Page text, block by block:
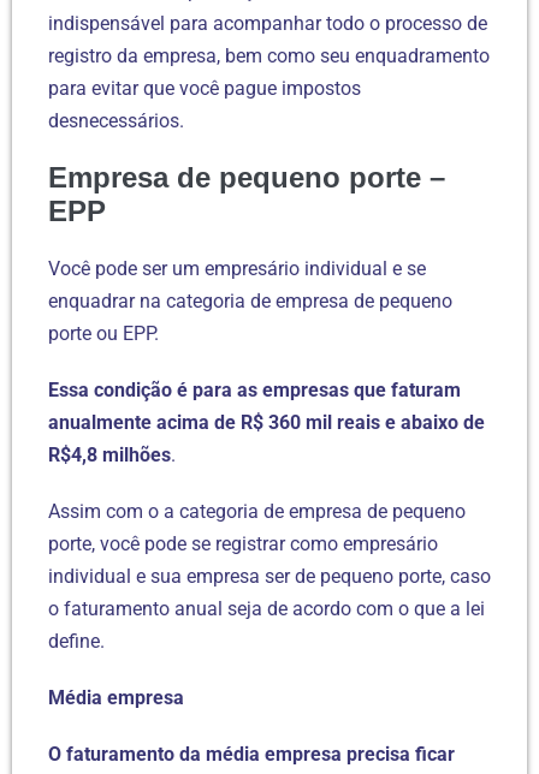
indispensável para acompanhar todo o processo de
registro da empresa, bem como seu enquadramento
para evitar que você pague impostos
desnecessários.
Empresa de pequeno porte –
EPP
Você pode ser um empresário individual e se
enquadrar na categoria de empresa de pequeno
porte ou EPP.
Essa condição é para as empresas que faturam
anualmente acima de R$ 360 mil reais e abaixo de
R$4,8 milhões.
Assim com o a categoria de empresa de pequeno
porte, você pode se registrar como empresário
individual e sua empresa ser de pequeno porte, caso
o faturamento anual seja de acordo com o que a lei
define.
Média empresa
O faturamento da média empresa precisa ficar